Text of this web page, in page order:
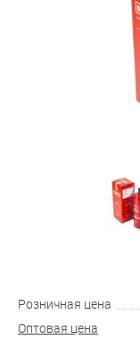
Розничная цена
Оптовая цена